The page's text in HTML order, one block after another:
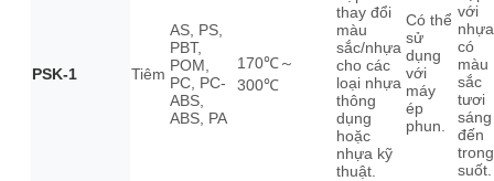
PSK-1 Tiêm
AS, PS,
PBT,
POM,
PC, PC-
ABS,
ABS, PA
170℃～
300℃
thay đổi
màu
sắc/nhựa
cho các
loại nhựa
thông
dụng
hoặc
nhựa kỹ
thuật.
Có thể
sử
dụng
với
máy
ép
phun.
với
nhựa
có
màu
sắc
tươi
sáng
đến
trong
suốt.